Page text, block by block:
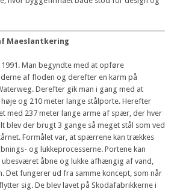
Maeslantkering
Man begyndte med at opføre
af floden og derefter en karm på
Derefter gik man i gang med at
og 210 meter lange stålporte. Herefter
med 237 meter lange arme af spær, der hver
blev der brugt 3 gange så meget stål som ved
Formålet var, at spærrene kan trækkes
og lukkeprocesserne. Portene kan
åbne og lukke afhængig af vand,
Det fungerer ud fra samme koncept, som når
sig. De blev lavet på Skodafabrikkerne i